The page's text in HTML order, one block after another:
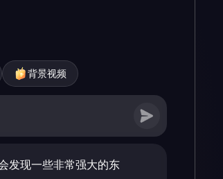
背景视频
发现一些非常强大的东